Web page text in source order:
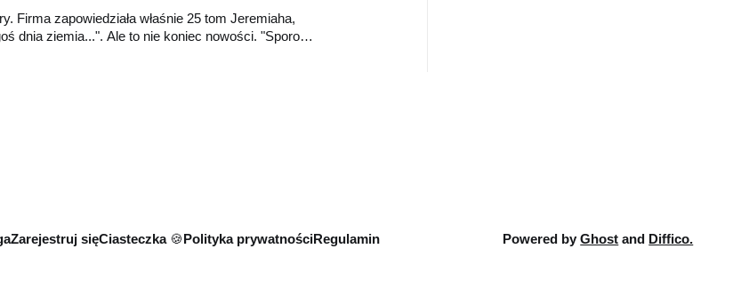
Firma zapowiedziała właśnie 25 tom Jeremiaha,
dnia ziemia...". Ale to nie koniec nowości. "Sporo
przetłumaczonych i po redakcji"
Zarejestruj sięCiasteczka 🍪Polityka prywatnościRegulamin Powered byGhost and Diffico.